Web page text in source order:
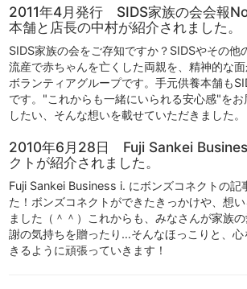
2011年4月発行 SIDS家族の会会報
本舗と店長の中村が紹介されました。
SIDS家族の会をご存知ですか？SIDSやその他
流産で赤ちゃんを亡くした両親を、精神的な
ボランティアグループです。手元供養本舗も
です。"これからも一緒にいられる安心感"を
したい、そんな想いを載せていただきました。
2010年6月28日 Fuji Sankei
クトが紹介されました。
Fuji Sankei Business i. にボンズコネクトの記
た！ボンズコネクトができたきっかけや、想
ました（＾＾）これからも、みなさんが家族
謝の気持ちを贈ったり…そんなほっこりと、
きるように頑張っていきます！